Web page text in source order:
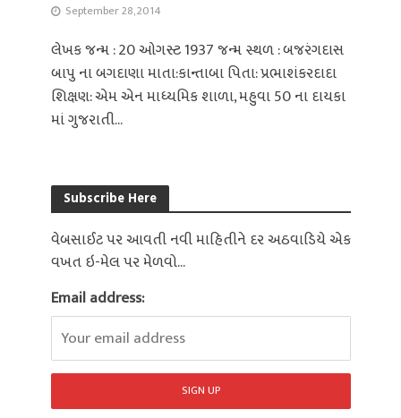
September 28, 2014
લેખક જન્મ : 20 ઓગસ્ટ 1937 જન્મ સ્થળ : બજરંગદાસ
બાપુ ના બગદાણા માતા:કાન્તાબા પિતા: પ્રભાશંકરદાદા
શિક્ષણ: એમ એન માધ્યમિક શાળા, મહુવા 50 ના દાયકા
માં ગુજરાતી...
Subscribe Here
વેબસાઈટ પર આવતી નવી માહિતીને દર અઠવાડિયે એક
વખત ઇ-મેલ પર મેળવો...
Email address: